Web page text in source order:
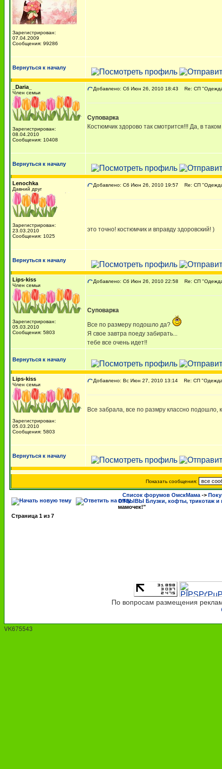
Зарегистрирован:
07.04.2009
Сообщения: 99286
Вернуться к началу
_Daria_
Член семьи
Зарегистрирован:
08.04.2010
Сообщения: 10408
Добавлено: Сб Июн 26, 2010 18:43 Re: СП "Одежда
Суповарка
Костюмчик здорово так смотрится!!! Да, в
Вернуться к началу
Lenochka
Давний друг
Зарегистрирован:
23.03.2010
Сообщения: 1025
Добавлено: Сб Июн 26, 2010 19:57 Re: СП "Одежда
это точно! костюмчик и вправду здоровский! )
Вернуться к началу
Lips-kiss
Член семьи
Зарегистрирован:
05.03.2010
Сообщения: 5803
Добавлено: Сб Июн 26, 2010 22:58 Re: СП "Одежда
Суповарка
Все по размеру подошло да?
Я свое завтра поеду забирать...
тебе все очень идет!!
Вернуться к началу
Lips-kiss
Член семьи
Зарегистрирован:
05.03.2010
Сообщения: 5803
Добавлено: Вс Июн 27, 2010 13:14 Re: СП "Одежда
Все забрала, все по размру классно
Вернуться к началу
Показать сообщения:
Список форумов ОмскМама ->
ОТЗЫВЫ Блузки, кофты, трикотаж и
мамочек!"
Страница 1 из 7
По вопросам размещения
VK675543